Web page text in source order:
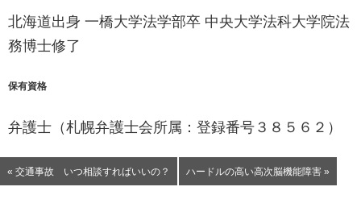
北海道出身 一橋大学法学部卒 中央大学法科大学院法
務博士修了
保有資格
弁護士（札幌弁護士会所属：登録番号３８５６２）
« 交通事故 いつ相談すればいいの？ ハードルの高い高次脳機能障害 »